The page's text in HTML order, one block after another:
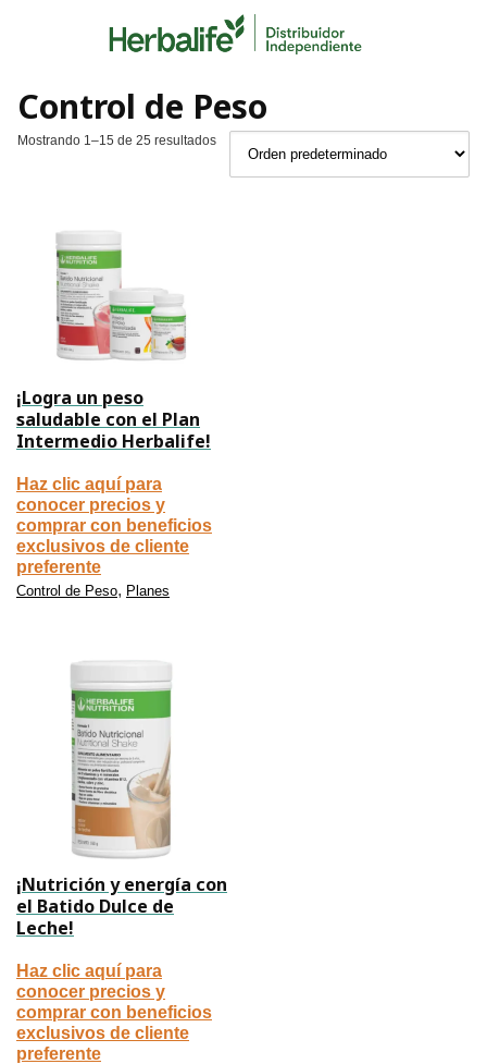
Control de Peso
Mostrando 1–15 de 25 resultados
¡Logra un peso
saludable con el Plan
Intermedio Herbalife!
Haz clic aquí para
conocer precios y
comprar con beneficios
exclusivos de cliente
preferente
Control de Peso, Planes
¡Nutrición y energía con
el Batido Dulce de
Leche!
Haz clic aquí para
conocer precios y
comprar con beneficios
exclusivos de cliente
preferente